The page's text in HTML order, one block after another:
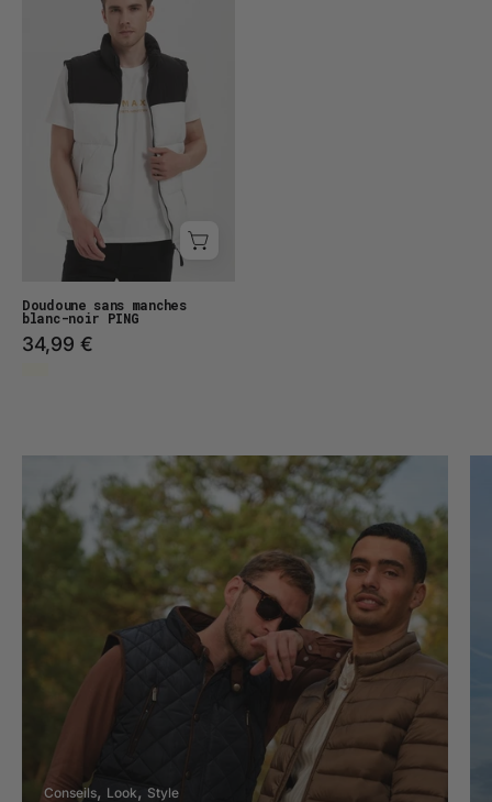
manches
PING
Doudoune sans manches
blanc-noir PING
34,99 €
Conseils Look Style